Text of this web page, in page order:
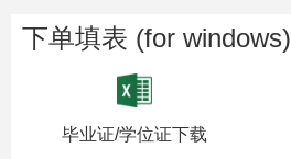
下单填表 (for windows)
毕业证/学位证下载